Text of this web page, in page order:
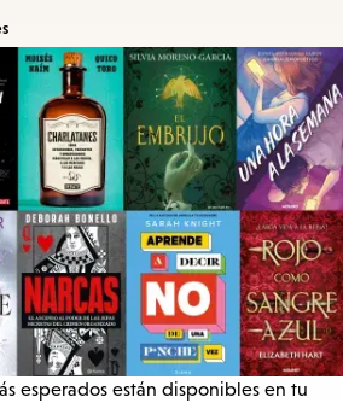
esperados están disponibles en tu